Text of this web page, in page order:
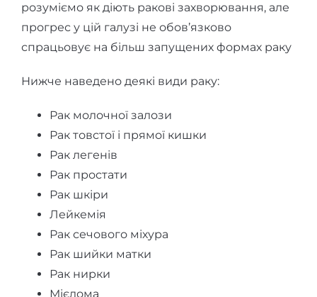
розуміємо як діють ракові захворювання, але
прогрес у цій галузі не обов’язково
спрацьовує на більш запущених формах раку
Нижче наведено деякі види раку:
Рак молочної залози
Рак товстої і прямої кишки
Рак легенів
Рак простати
Рак шкіри
Лейкемія
Рак сечового міхура
Рак шийки матки
Рак нирки
Мієлома